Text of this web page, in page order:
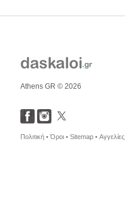
Athens GR © 2026
Πολιτική •Όροι • Sitemap • Αγγελίες